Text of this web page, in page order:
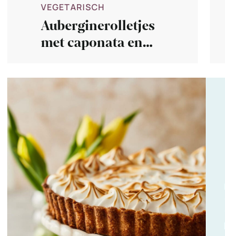
VEGETARISCH
Auberginerolletjes
met caponata en